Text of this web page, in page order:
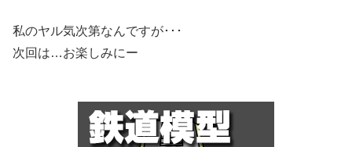
私のヤル気次第なんですが･･･
次回は…お楽しみにー